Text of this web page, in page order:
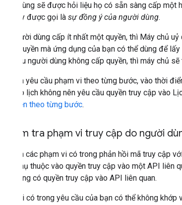
người dùng sẽ được hỏi liệu họ có sẵn sàng cấp một
trình này được gọi là sự đồng ý của người dùng.
Nếu người dùng cấp ít nhất một quyền, thì Máy chủ
mã uỷ quyền mà ứng dụng của bạn có thể dùng để
cấp. Nếu người dùng không cấp quyền, thì máy chủ
Bạn nên yêu cầu phạm vi theo từng bước, vào thời
kiện vào lịch không nên yêu cầu quyền truy cập vào
Uỷ quyền theo từng bước.
Kiểm tra phạm vi truy cập do người
So sánh các phạm vi có trong phản hồi mã truy cập
dụng phụ thuộc vào quyền truy cập vào một API
nếu không có quyền truy cập vào API liên quan.
Phạm vi có trong yêu cầu của bạn có thể không